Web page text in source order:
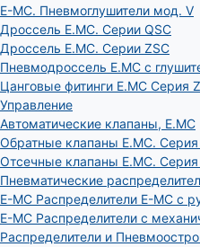
E-MC. Пневмоглушители мод. V
Дроссель E.MC. Серии QSC
Дроссель E.MC. Серии ZSC
Пневмодроссель E.MC с
Цанговые фитинги E.MC Серия
Управление
Автоматические клапаны, Е.МС
Обратные клапаны E.MC. Серия
Отсечные клапаны E.MC. Серия
Пневматические
E-MC Распределители E-MC с
E-MC Распределители с
Распределители и